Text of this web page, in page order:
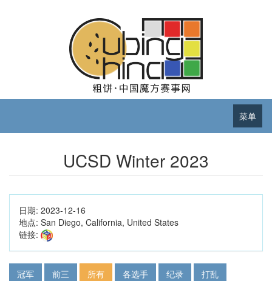
菜单
UCSD Winter 2023
日期: 2023-12-16
地点: San Diego, California, United States
链接:
冠军 前三 所有 各选手 纪录 打乱